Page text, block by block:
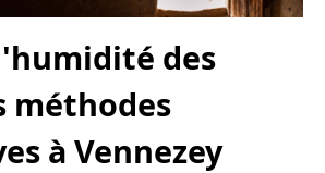
des
méthodes
à Vennezey